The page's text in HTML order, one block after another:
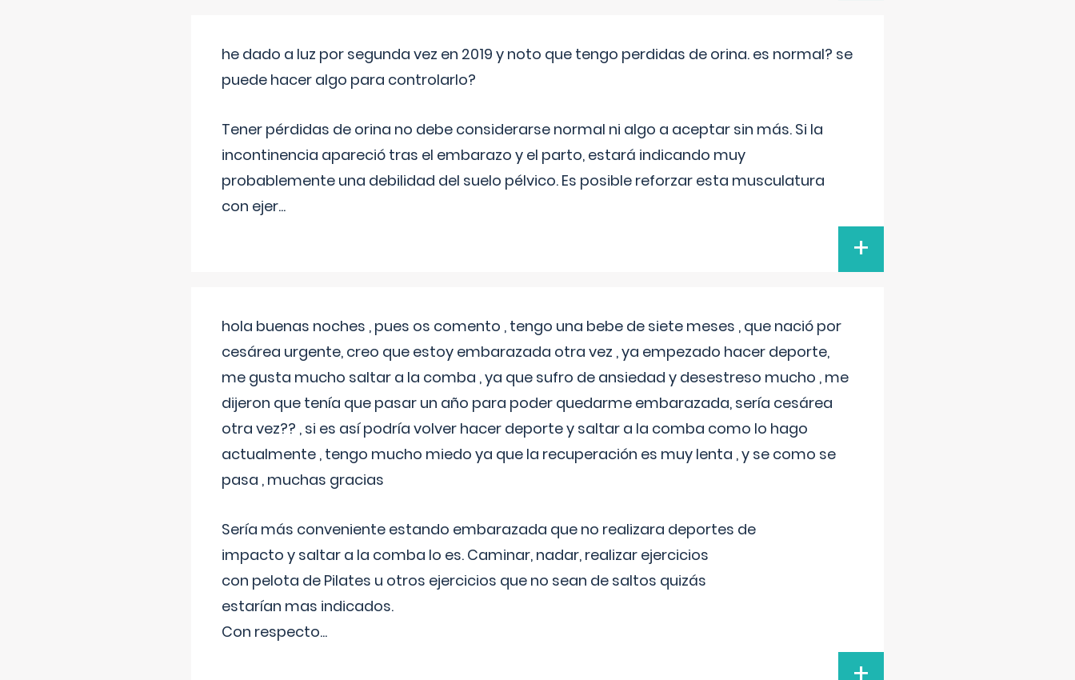
he dado a luz por segunda vez en 2019 y noto que tengo perdidas de orina. es normal? se
puede hacer algo para controlarlo?
Tener pérdidas de orina no debe considerarse normal ni algo a aceptar sin más. Si la
incontinencia apareció tras el embarazo y el parto, estará indicando muy
probablemente una debilidad del suelo pélvico. Es posible reforzar esta musculatura
con ejer...
+
hola buenas noches , pues os comento , tengo una bebe de siete meses , que nació por
cesárea urgente, creo que estoy embarazada otra vez , ya empezado hacer deporte,
me gusta mucho saltar a la comba , ya que sufro de ansiedad y desestreso mucho , me
dijeron que tenía que pasar un año para poder quedarme embarazada, sería cesárea
otra vez?? , si es así podría volver hacer deporte y saltar a la comba como lo hago
actualmente , tengo mucho miedo ya que la recuperación es muy lenta , y se como se
pasa , muchas gracias
Sería más conveniente estando embarazada que no realizara deportes de
impacto y saltar a la comba lo es. Caminar, nadar, realizar ejercicios
con pelota de Pilates u otros ejercicios que no sean de saltos quizás
estarían mas indicados.
Con respecto...